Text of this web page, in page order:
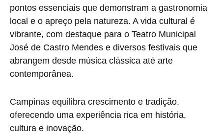
pontos essenciais que demonstram a gastronomia
local e o apreço pela natureza. A vida cultural é
vibrante, com destaque para o Teatro Municipal
José de Castro Mendes e diversos festivais que
abrangem desde música clássica até arte
contemporânea.
Campinas equilibra crescimento e tradição,
oferecendo uma experiência rica em história,
cultura e inovação.